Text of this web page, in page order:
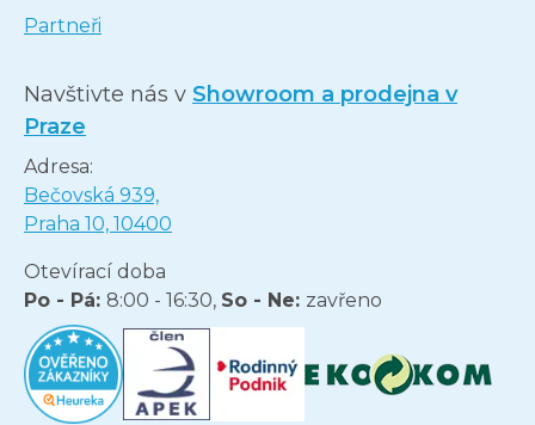
Partneři
Navštivte nás v Showroom a prodejna v
Praze
Adresa:
Bečovská 939,
Praha 10, 10400
Otevírací doba
Po - Pá: 8:00 - 16:30, So - Ne: zavřeno